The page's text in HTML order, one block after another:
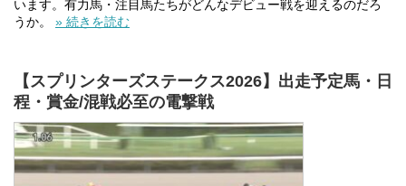
います。有力馬・注目馬たちがどんなデビュー戦を迎えるのだろ
うか。 » 続きを読む
【スプリンターズステークス2026】出走予定馬・日
程・賞金/混戦必至の電撃戦